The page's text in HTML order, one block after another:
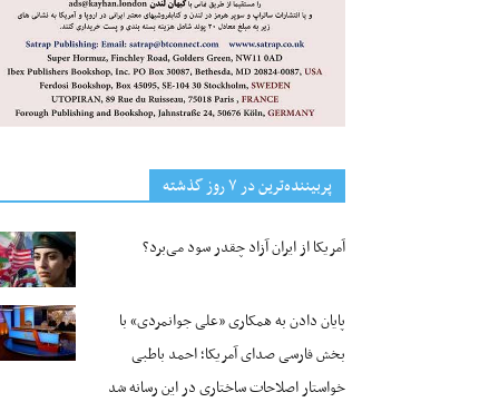
پربیننده‌ترین‌ در ۷ روز گذشته
آمریکا از ایران آزاد چقدر سود می‌برد؟
پایان دادن به همکاری «علی جوانمردی» با
بخش فارسی صدای آمریکا؛ احمد باطبی
خواستار اصلاحات ساختاری در این رسانه شد